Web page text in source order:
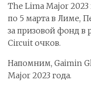
The Lima Major
по 5 марта в Лиме,
за призовой фонд в
Circuit очков.
Напомним, Gaimin
Major 2023 года.